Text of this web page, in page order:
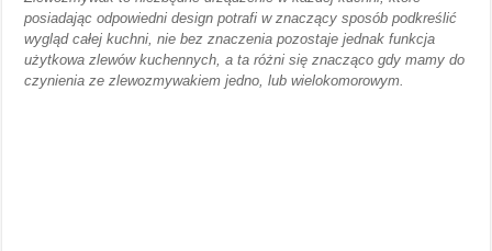
posiadając odpowiedni design potrafi w znaczący sposób podkreślić
wygląd całej kuchni, nie bez znaczenia pozostaje jednak funkcja
użytkowa zlewów kuchennych, a ta różni się znacząco gdy mamy do
czynienia ze zlewozmywakiem jedno, lub wielokomorowym.